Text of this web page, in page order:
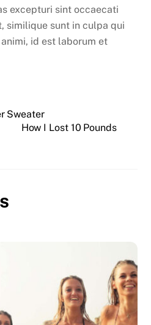
excepturi sint occaecati
similique sunt in culpa qui
id est laborum et
Sweater
How I Lost 10 Pounds